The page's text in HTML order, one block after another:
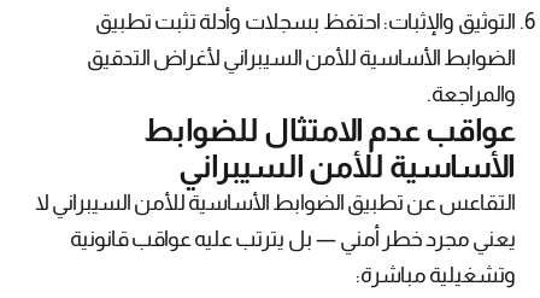
التوثيق والإثبات: احتفظ بسجلات وأدلة تثبت تطبيق
الضوابط الأساسية للأمن السيبراني لأغراض التدقيق
والمراجعة.
عواقب عدم الامتثال للضوابط
الأساسية للأمن السيبراني
التقاعس عن تطبيق الضوابط الأساسية للأمن السيبراني لا
يعني مجرد خطر أمني — بل يترتب عليه عواقب قانونية
وتشغيلية مباشرة: